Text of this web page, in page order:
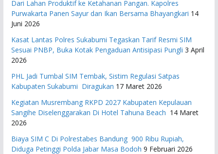
Dari Lahan Produktif ke Ketahanan Pangan. Kapolres
Purwakarta Panen Sayur dan Ikan Bersama Bhayangkari 14
Juni 2026
Kasat Lantas Polres Sukabumi Tegaskan Tarif Resmi SIM
Sesuai PNBP, Buka Kotak Pengaduan Antisipasi Pungli 3 April
2026
PHL Jadi Tumbal SIM Tembak, Sistim Regulasi Satpas
Kabupaten Sukabumi Diragukan 17 Maret 2026
Kegiatan Musrembang RKPD 2027 ​Kabupaten Kepulauan
Sangihe Diselenggarakan Di Hotel Tahuna Beach 14 Maret
2026
Biaya SIM C Di Polrestabes Bandung 900 Ribu Rupiah,
Diduga Petinggi Polda Jabar Masa Bodoh 9 Februari 2026